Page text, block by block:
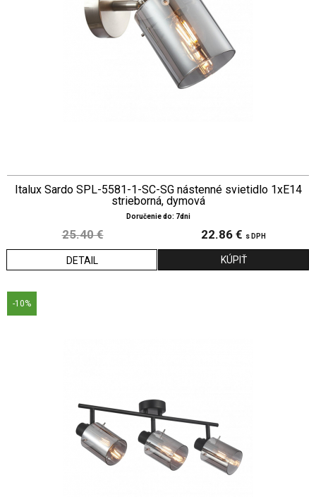
Italux Sardo SPL-5581-1-SC-SG nástenné svietidlo 1xE14
strieborná, dymová
Doručenie do: 7dni
25.40 € 22.86 € s DPH
DETAIL
-10%